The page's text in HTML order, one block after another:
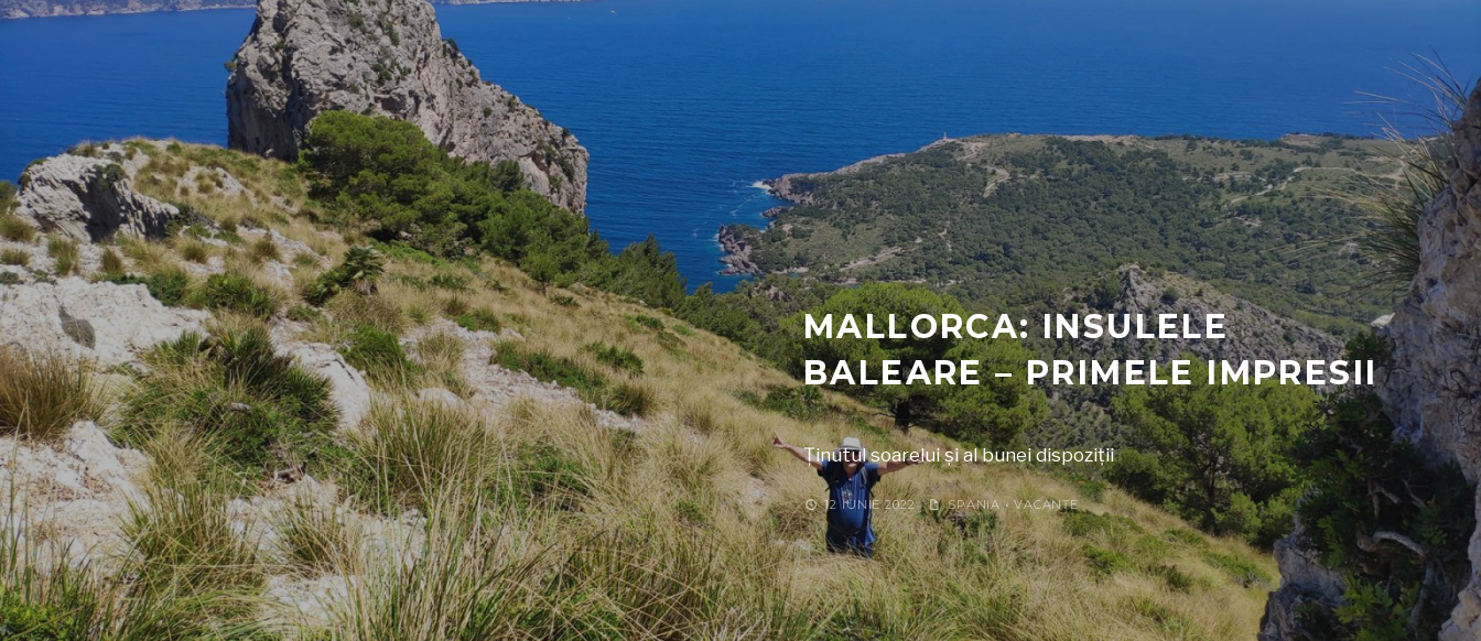
MALLORCA: INSULELE
BALEARE – PRIMELE IMPRESII
Ținutul soarelui și al bunei dispoziții
12 IUNIE 2022 SPANIA •VACANȚE